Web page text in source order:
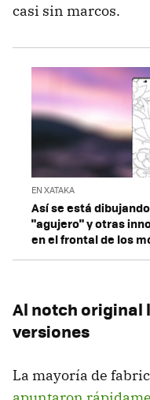
casi sin marcos.
EN XATAKA
Así se está
"agujero" y otras
en el frontal de los
Al notch original
versiones
La mayoría de